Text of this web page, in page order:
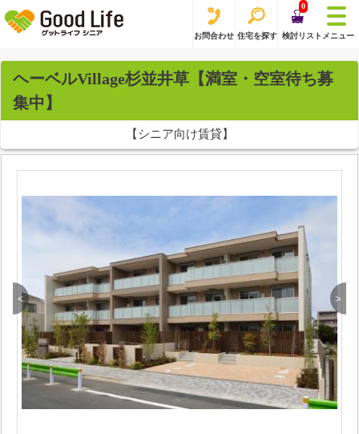
お問合わせ 住宅を探す
0
検討リスト メニュー
ヘーベルVillage杉並井草【満室・空室待ち募
集中】
【シニア向け賃貸】
< >